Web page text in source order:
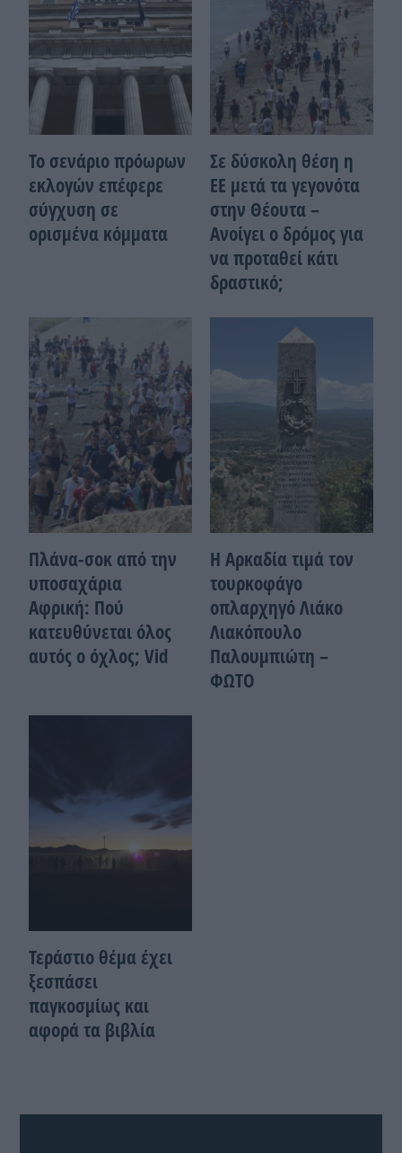
Το σενάριο πρόωρων
εκλογών επέφερε
σύγχυση σε
ορισμένα κόμματα
Σε δύσκολη θέση η
ΕΕ μετά τα γεγονότα
στην Θέουτα –
Ανοίγει ο δρόμος για
να προταθεί κάτι
δραστικό;
Πλάνα-σοκ από την
υποσαχάρια
Αφρική: Πού
κατευθύνεται όλος
αυτός ο όχλος; Vid
Η Αρκαδία τιμά τον
τουρκοφάγο
οπλαρχηγό Λιάκο
Λιακόπουλο
Παλουμπιώτη –
ΦΩΤΟ
Τεράστιο θέμα έχει
ξεσπάσει
παγκοσμίως και
αφορά τα βιβλία